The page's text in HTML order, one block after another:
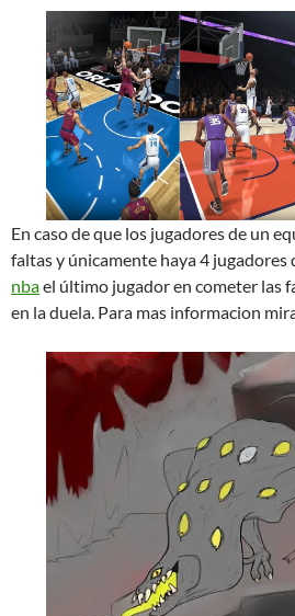
En caso de que los jugadores de un
faltas y únicamente haya 4 jugadores
nbael último jugador en cometer las
en la duela. Para mas informacion